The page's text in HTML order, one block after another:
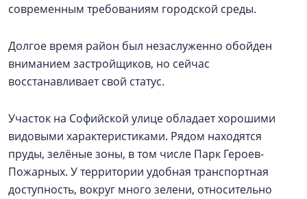
современным требованиям городской среды.
Долгое время район был незаслуженно обойден
вниманием застройщиков, но сейчас
восстанавливает свой статус.
Участок на Софийской улице обладает хорошими
видовыми характеристиками. Рядом находятся
пруды, зелёные зоны, в том числе Парк Героев-
Пожарных. У территории удобная транспортная
доступность, вокруг много зелени, относительно